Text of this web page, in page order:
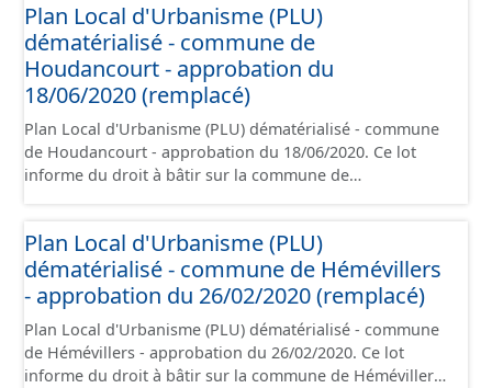
administratives, le rapport de présentation, le PADD, le
règlement (à l'exception des plans de zonages), les
annexes, les orientations d'aménagement et les données
géographiques. Malgré l'attention portée à la création
de ces données, il est rappelé que seuls les documents
papier font foi et sont opposables d'un point de vue
juridique.
Plan Local d'Urbanisme (PLU)
dématérialisé - commune de
Houdancourt - approbation du
18/06/2020 (remplacé)
Plan Local d'Urbanisme (PLU) dématérialisé - commune
de Houdancourt - approbation du 18/06/2020. Ce lot
informe du droit à bâtir sur la commune de
contient les pièces administratives, le rapport de
présentation, le PADD, le règlement (à l'exception des
plans de zonages), les annexes, les orientations
d'aménagement et les données géographiques. Malgré
l'attention portée à la création de ces données, il est
rappelé que seuls les documents papier font foi et sont
opposables d'un point de vue juridique.
Plan Local d'Urbanisme (PLU)
dématérialisé - commune de Hémévillers
- approbation du 26/02/2020 (remplacé)
Plan Local d'Urbanisme (PLU) dématérialisé - commune
de Hémévillers - approbation du 26/02/2020. Ce lot
informe du droit à bâtir sur la commune de Hémévillers.